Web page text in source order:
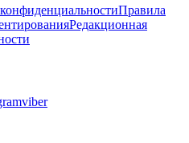
Правила
Редакционная
viber